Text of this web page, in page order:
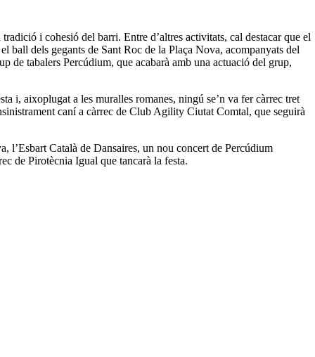
i cohesió del barri. Entre d’altres activitats, cal destacar que el
ball dels gegants de Sant Roc de la Plaça Nova, acompanyats del
de tabalers Percúdium, que acabarà amb una actuació del grup,
i, aixoplugat a les muralles romanes, ningú se’n va fer càrrec tret
caní a càrrec de Club Agility Ciutat Comtal, que seguirà
l’Esbart Català de Dansaires, un nou concert de Percúdium
de Pirotècnia Igual que tancarà la festa.